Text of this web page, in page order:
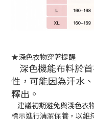
★深色衣物穿著提醒
深色機能布料於
性，可能因為汗水
釋出。
建議初期避免與淺色衣
標示進行清潔保養，以維